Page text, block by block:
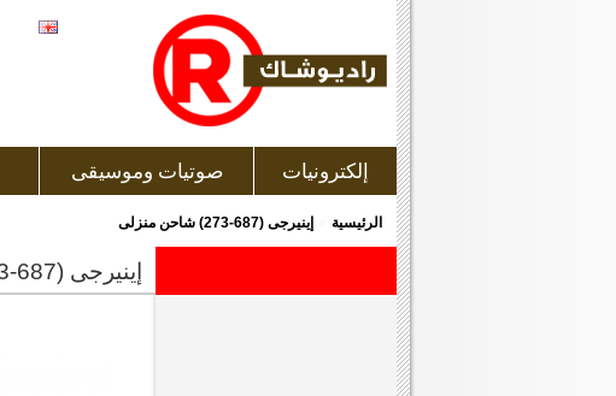
إلكترونيات صوتيات وموسيقى
الرئيسية إينيرجى (687-273) شاحن منزلى
إينيرجى (687-273) شاحن منزلى